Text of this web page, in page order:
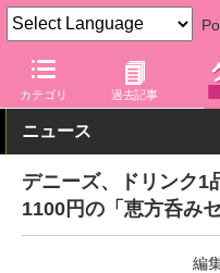
カテゴリ 過去記事
グルメ Watch 店舗 レス
ニュース
デニーズ、ドリンク1
1100円の「恵方呑み
編